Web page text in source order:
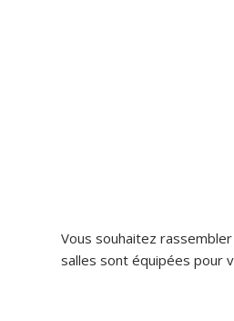
Vous souhaitez
salles sont équipées pour